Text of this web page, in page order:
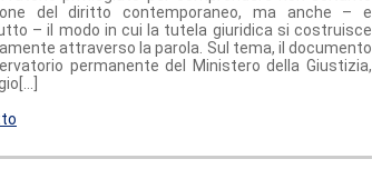
del diritto contemporaneo, ma anche – e
– il modo in cui la tutela giuridica si costruisce
attraverso la parola. Sul tema, il documento
permanente del Ministero della Giustizia,